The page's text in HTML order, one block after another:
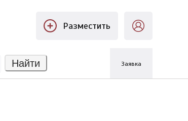
Разместить
Найти Заявка